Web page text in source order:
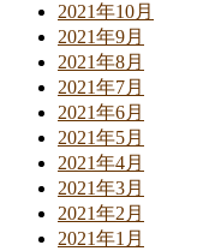
2021年10月
2021年9月
2021年8月
2021年7月
2021年6月
2021年5月
2021年4月
2021年3月
2021年2月
2021年1月